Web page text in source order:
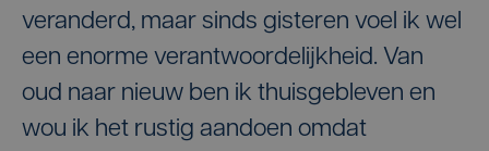
veranderd, maar sinds gisteren voel ik wel
een enorme verantwoordelijkheid. Van
oud naar nieuw ben ik thuisgebleven en
wou ik het rustig aandoen omdat